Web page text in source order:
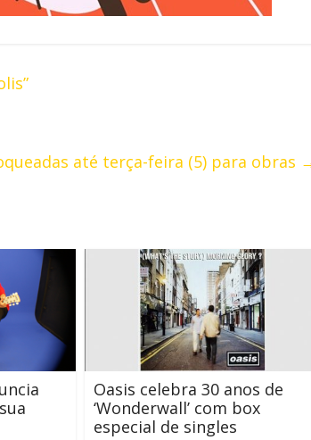
até terça-feira (5) para obras
Oasis celebra 30 anos de
‘Wonderwall’ com box
especial de singles